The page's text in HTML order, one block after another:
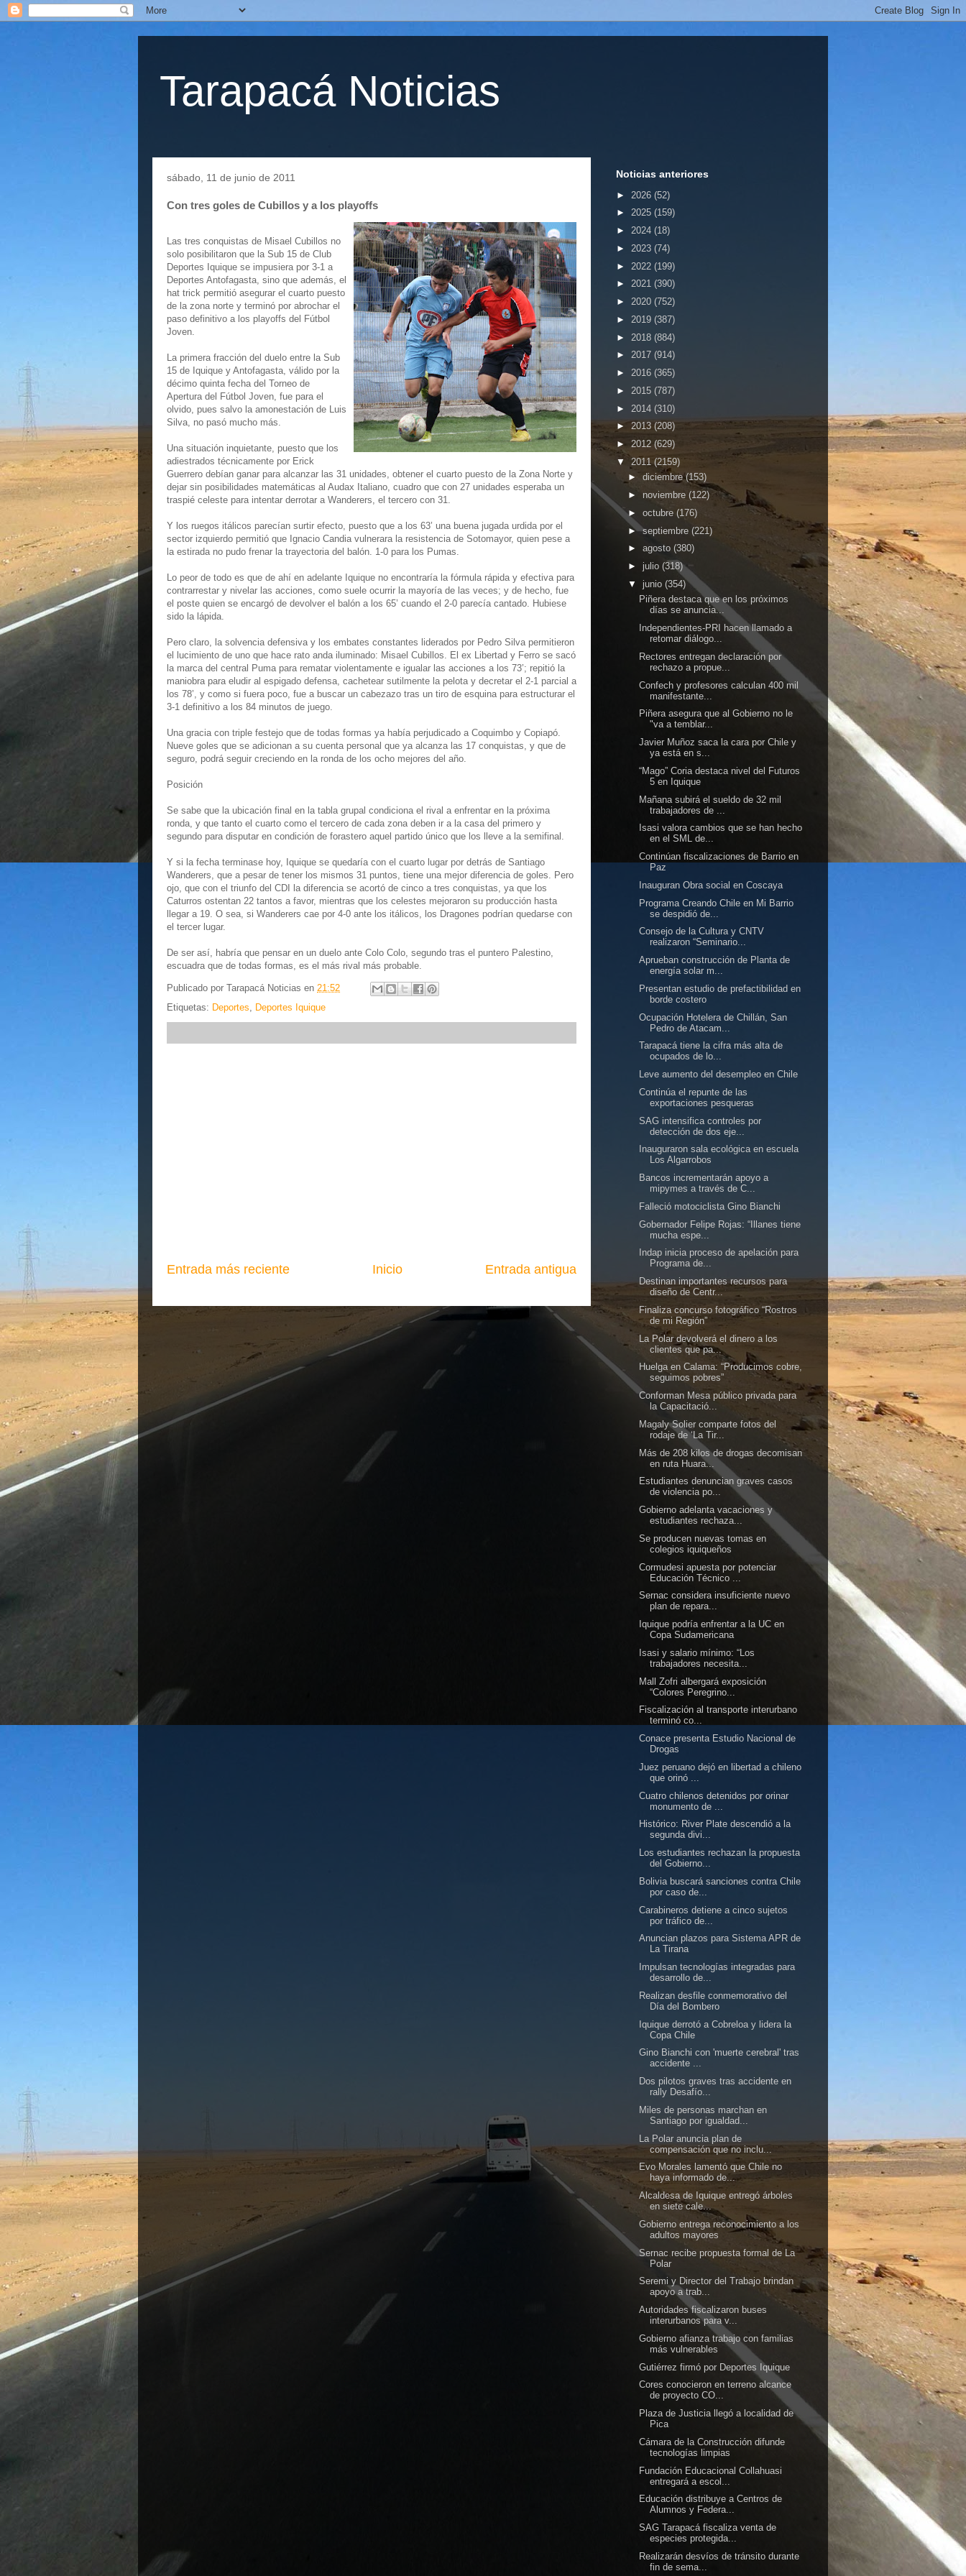
Tarapacá Noticias
sábado, 11 de junio de 2011
Con tres goles de Cubillos y a los playoffs
Las tres conquistas de Misael Cubillos no
solo posibilitaron que la Sub 15 de Club
Deportes Iquique se impusiera por 3-1 a
Deportes Antofagasta, sino que además, el
hat trick permitió asegurar el cuarto puesto
de la zona norte y terminó por abrochar el
paso definitivo a los playoffs del Fútbol
Joven.
La primera fracción del duelo entre la Sub
15 de Iquique y Antofagasta, válido por la
décimo quinta fecha del Torneo de
Apertura del Fútbol Joven, fue para el
olvido, pues salvo la amonestación de Luis
Silva, no pasó mucho más.
Una situación inquietante, puesto que los
adiestrados técnicamente por Erick
Guerrero debían ganar para alcanzar las 31 unidades, obtener el cuarto puesto de la Zona Norte y
dejar sin posibilidades matemáticas al Audax Italiano, cuadro que con 27 unidades esperaba un
traspié celeste para intentar derrotar a Wanderers, el tercero con 31.
Y los ruegos itálicos parecían surtir efecto, puesto que a los 63’ una buena jugada urdida por el
sector izquierdo permitió que Ignacio Candia vulnerara la resistencia de Sotomayor, quien pese a
la estirada no pudo frenar la trayectoria del balón. 1-0 para los Pumas.
Lo peor de todo es que de ahí en adelante Iquique no encontraría la fórmula rápida y efectiva para
contrarrestar y nivelar las acciones, como suele ocurrir la mayoría de las veces; y de hecho, fue
el poste quien se encargó de devolver el balón a los 65’ cuando el 2-0 parecía cantado. Hubiese
sido la lápida.
Pero claro, la solvencia defensiva y los embates constantes liderados por Pedro Silva permitieron
el lucimiento de uno que hace rato anda iluminado: Misael Cubillos. El ex Libertad y Ferro se sacó
la marca del central Puma para rematar violentamente e igualar las acciones a los 73’; repitió la
maniobra para eludir al espigado defensa, cachetear sutilmente la pelota y decretar el 2-1 parcial a
los 78’, y como si fuera poco, fue a buscar un cabezazo tras un tiro de esquina para estructurar el
3-1 definitivo a los 84 minutos de juego.
Una gracia con triple festejo que de todas formas ya había perjudicado a Coquimbo y Copiapó.
Nueve goles que se adicionan a su cuenta personal que ya alcanza las 17 conquistas, y que de
seguro, podrá seguir creciendo en la ronda de los ocho mejores del año.
Posición
Se sabe que la ubicación final en la tabla grupal condiciona el rival a enfrentar en la próxima
ronda, y que tanto el cuarto como el tercero de cada zona deben ir a la casa del primero y
segundo para disputar en condición de forastero aquel partido único que los lleve a la semifinal.
Y si la fecha terminase hoy, Iquique se quedaría con el cuarto lugar por detrás de Santiago
Wanderers, que a pesar de tener los mismos 31 puntos, tiene una mejor diferencia de goles. Pero
ojo, que con el triunfo del CDI la diferencia se acortó de cinco a tres conquistas, ya que los
Caturros ostentan 22 tantos a favor, mientras que los celestes mejoraron su producción hasta
llegar a 19. O sea, si Wanderers cae por 4-0 ante los itálicos, los Dragones podrían quedarse con
el tercer lugar.
De ser así, habría que pensar en un duelo ante Colo Colo, segundo tras el puntero Palestino,
escuadra que de todas formas, es el más rival más probable.
Publicado por Tarapacá Noticias en 21:52
Etiquetas: Deportes, Deportes Iquique
Entrada más reciente Entrada antigua
Inicio
Noticias anteriores
► 2026 (52)
► 2025 (159)
► 2024 (18)
► 2023 (74)
► 2022 (199)
► 2021 (390)
► 2020 (752)
► 2019 (387)
► 2018 (884)
► 2017 (914)
► 2016 (365)
► 2015 (787)
► 2014 (310)
► 2013 (208)
► 2012 (629)
▼ 2011 (2159)
► diciembre(153)
► noviembre (122)
► octubre (176)
►septiembre (221)
► agosto (380)
► julio (318)
▼ junio (354)
Piñera destaca que en los próximos
días se anuncia...
Independientes-PRI hacen llamado a
retomar diálogo...
Rectores entregan declaración por
rechazo a propue...
Confech y profesores calculan 400 mil
manifestante...
Piñera asegura que al Gobierno no le
"va a temblar...
Javier Muñoz saca la cara por Chile y
ya está en s...
“Mago” Coria destaca nivel del Futuros
5 en Iquique
Mañana subirá el sueldo de 32 mil
trabajadores de ...
Isasi valora cambios que se han hecho
en el SML de...
Continúan fiscalizaciones de Barrio en
Paz
Inauguran Obra social en Coscaya
Programa Creando Chile en Mi Barrio
se despidió de...
Consejo de la Cultura y CNTV
realizaron “Seminario...
Aprueban construcción de Planta de
energía solar m...
Presentan estudio de prefactibilidad en
borde costero
Ocupación Hotelera de Chillán, San
Pedro de Atacam...
Tarapacá tiene la cifra más alta de
ocupados de lo...
Leve aumento del desempleo en Chile
Continúa el repunte de las
exportaciones pesqueras
SAG intensifica controles por
detección de dos eje...
Inauguraron sala ecológica en escuela
Los Algarrobos
Bancos incrementarán apoyo a
mipymes a través de C...
Falleció motociclista Gino Bianchi
Gobernador Felipe Rojas: “Illanes tiene
mucha espe...
Indap inicia proceso de apelación para
Programa de...
Destinan importantes recursos para
diseño de Centr...
Finaliza concurso fotográfico “Rostros
de mi Región”
La Polar devolverá el dinero a los
clientes que pa...
Huelga en Calama: “Producimos cobre,
seguimos pobres”
Conforman Mesa público privada para
la Capacitació...
Magaly Solier comparte fotos del
rodaje de ‘La Tir...
Más de 208 kilos de drogas decomisan
en ruta Huara...
Estudiantes denuncian graves casos
de violencia po...
Gobierno adelanta vacaciones y
estudiantes rechaza...
Se producen nuevas tomas en
colegios iquiqueños
Cormudesi apuesta por potenciar
Educación Técnico ...
Sernac considera insuficiente nuevo
plan de repara...
Iquique podría enfrentar a la UC en
Copa Sudamericana
Isasi y salario mínimo: “Los
trabajadores necesita...
Mall Zofri albergará exposición
“Colores Peregrino...
Fiscalización al transporte interurbano
terminó co...
Conace presenta Estudio Nacional de
Drogas
Juez peruano dejó en libertad a chileno
que orinó ...
Cuatro chilenos detenidos por orinar
monumento de ...
Histórico: River Plate descendió a la
segunda divi...
Los estudiantes rechazan la propuesta
del Gobierno...
Bolivia buscará sanciones contra Chile
por caso de...
Carabineros detiene a cinco sujetos
por tráfico de...
Anuncian plazos para Sistema APR de
La Tirana
Impulsan tecnologías integradas para
desarrollo de...
Realizan desfile conmemorativo del
Día del Bombero
Iquique derrotó a Cobreloa y lidera la
Copa Chile
Gino Bianchi con 'muerte cerebral' tras
accidente ...
Dos pilotos graves tras accidente en
rally Desafío...
Miles de personas marchan en
Santiago por igualdad...
La Polar anuncia plan de
compensación que no inclu...
Evo Morales lamentó que Chile no
haya informado de...
Alcaldesa de Iquique entregó árboles
en siete cale...
Gobierno entrega reconocimiento a los
adultos mayores
Sernac recibe propuesta formal de La
Polar
Seremi y Director del Trabajo brindan
apoyo a trab...
Autoridades fiscalizaron buses
interurbanos para v...
Gobierno afianza trabajo con familias
más vulnerables
Gutiérrez firmó por Deportes Iquique
Cores conocieron en terreno alcance
de proyecto CO...
Plaza de Justicia llegó a localidad de
Pica
Cámara de la Construcción difunde
tecnologías limpias
Fundación Educacional Collahuasi
entregará a escol...
Educación distribuye a Centros de
Alumnos y Federa...
SAG Tarapacá fiscaliza venta de
especies protegida...
Realizarán desvíos de tránsito durante
fin de sema...